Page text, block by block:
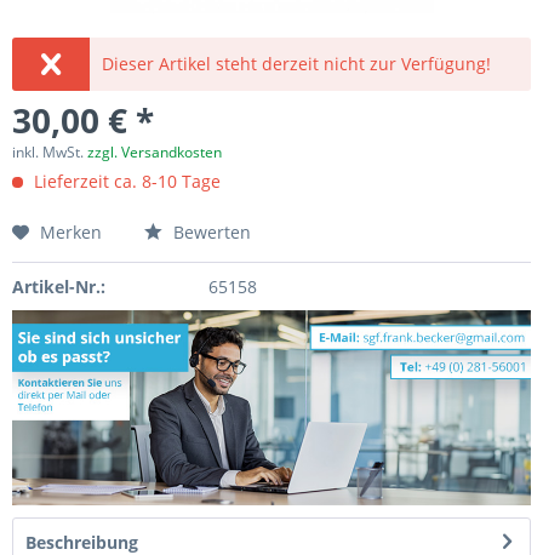
Dieser Artikel steht derzeit nicht zur Verfügung!
30,00 € *
inkl. MwSt.zzgl. Versandkosten
Lieferzeit ca. 8-10 Tage
Merken Bewerten
Artikel-Nr.: 65158
Beschreibung